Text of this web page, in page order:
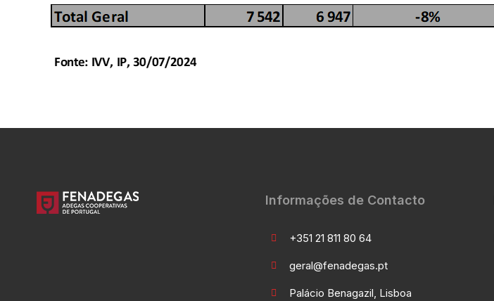
Informações de Contacto
+351 21 811 80 64
geral@fenadegas.pt
Palácio Benagazil, Lisboa